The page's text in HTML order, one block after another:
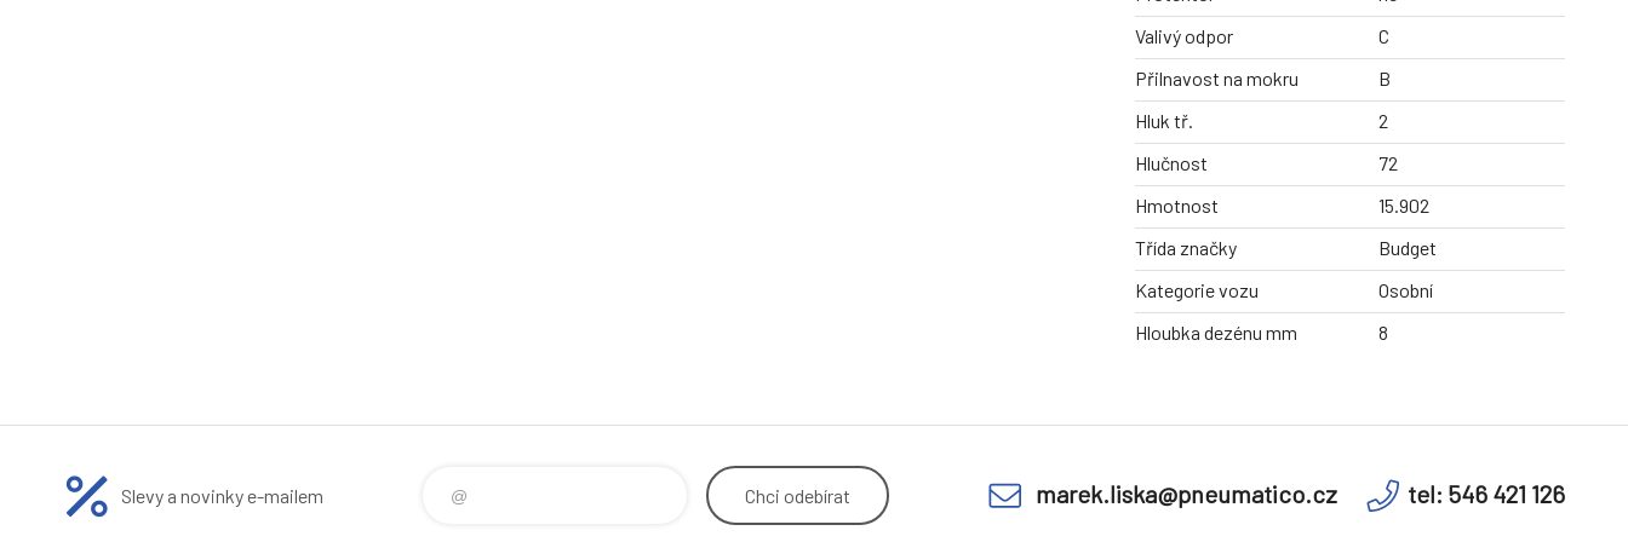
Valivý odpor
C
Přilnavost na mokru
B
Hluk tř.
2
Hlučnost
72
Hmotnost
15.902
Třída značky
Budget
Kategorie vozu
Osobní
Hloubka dezénu mm
8
Slevy a novinky e-mailem Chci odebírat marek.liska@pneumatico.cz tel: 546 421 126